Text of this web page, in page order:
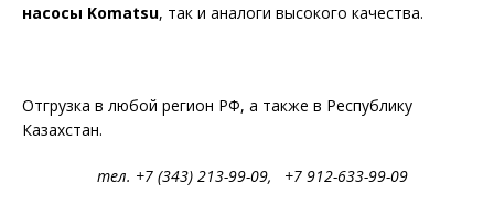
насосы Komatsu, так и аналоги высокого качества.
Отгрузка в любой регион РФ, а также в Республику
Казахстан.
тел. +7 (343) 213-99-09, +7 912-633-99-09